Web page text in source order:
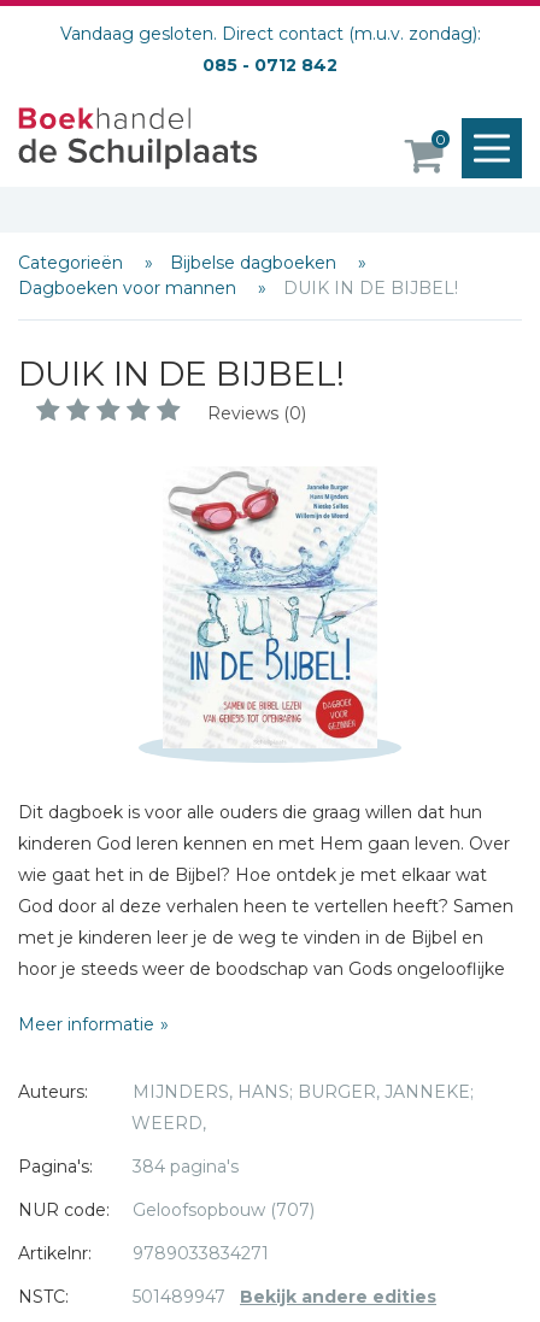
Vandaag gesloten. Direct contact (m.u.v. zondag):
085 - 0712 842
0
Categorieën
Bijbelse dagboeken
Dagboeken voor mannen
DUIK IN DE BIJBEL!
DUIK IN DE BIJBEL!
Reviews (0)
Dit dagboek is voor alle ouders die graag willen dat hun
kinderen God leren kennen en met Hem gaan leven. Over
wie gaat het in de Bijbel? Hoe ontdek je met elkaar wat
God door al deze verhalen heen te vertellen heeft? Samen
met je kinderen leer je de weg te vinden in de Bijbel en
hoor je steeds weer de boodschap van Gods ongelooflijke
ouders en kinderen samen de hele Bijbel doorlezen, zodat
bijbelteksten worden helder uitgelegd, met een praktische
toepassing of een doe-opdracht. De auteurs Janneke
Burger, Hans Mijnders, Nieske Selles en Willemijn de Weerd
gezinnen en geloofsopvoeding. Ze weerspiegelen een
brede doelgroep.
Meer informatie
Auteurs:
MIJNDERS, HANS; BURGER, JANNEKE;
WEERD,
Pagina's:
384 pagina's
NUR code:
Geloofsopbouw (707)
Artikelnr:
9789033834271
NSTC:
501489947 Bekijk andere edities
Schrijf hieronder je review!
Naam *
E-mail *
Titel *